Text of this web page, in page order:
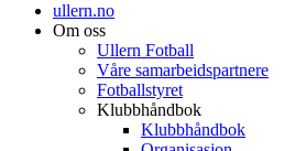
ullern.no
Om oss
Ullern Fotball
Våre samarbeidspartnere
Fotballstyret
Klubbhåndbok
Klubbhåndbok